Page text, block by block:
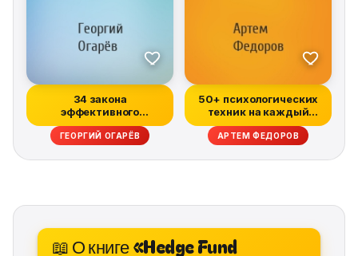
34 закона
эффективного
управления компанией
ГЕОРГИЙ ОГАРЁВ
50+ психологических
техник на каждый
день
АРТЕМ ФЕДОРОВ
📖 О книге «Hedge Fund